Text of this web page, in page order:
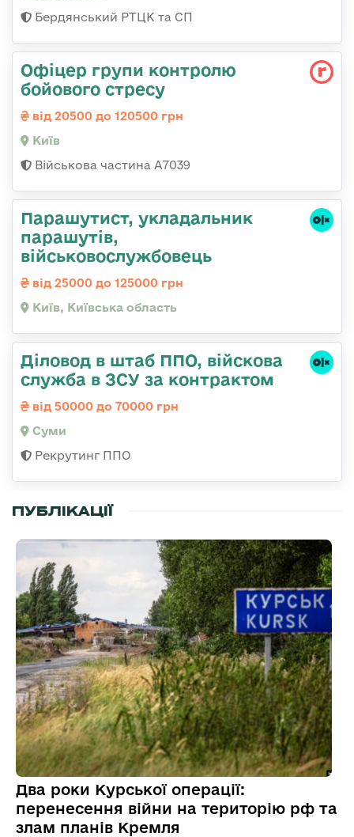
Бердянський РТЦК та СП
Офіцер групи контролю
бойового стресу
від 20500 до 120500 грн
Київ
Військова частина А7039
Парашутист, укладальник
парашутів,
військовослужбовець
від 25000 до 125000 грн
Київ, Київська область
Діловод в штаб ППО, війскова
служба в ЗСУ за контрактом
від 50000 до 70000 грн
Суми
Рекрутинг ППО
ПУБЛІКАЦІЇ
Два роки Курської операції:
перенесення війни на територію рф та
злам планів Кремля